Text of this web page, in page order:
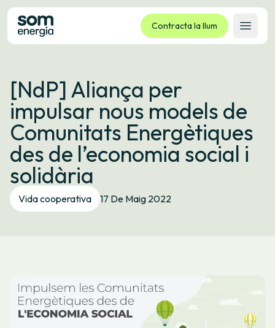
Contracta la llum
Obrir
Tarifes
Serveis
Empreses
La cooperativa
Contacte
Tràmits
Oficina virtual
[NdP] Aliança per
impulsar nous models de
Comunitats Energètiques
des de l’economia social i
solidària
Vida cooperativa 17 De Maig 2022